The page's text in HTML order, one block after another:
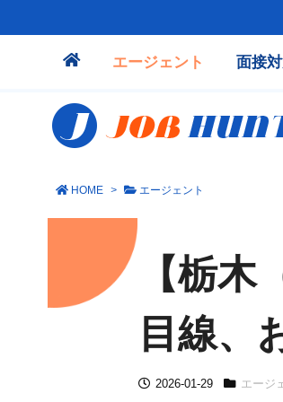
エージェント 面接
HOME > エージェント
【栃
目線、
2026-01-29 エージ